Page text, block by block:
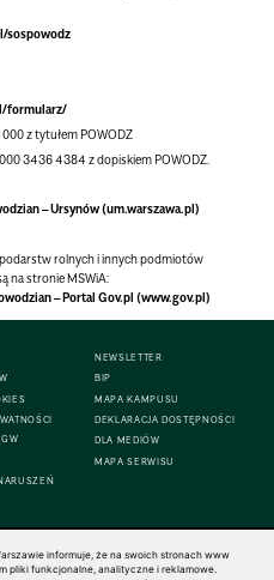
sospowodz
formularz/
z tytułem POWODZ
3436 4384 z dopiskiem POWODZ.
– Ursynów (um.warszawa.pl)
rolnych i innych podmiotów
na stronie MSWiA:
– Portal Gov.pl (www.gov.pl)
NEWSLETTER
BIP
MAPA KAMPUSU
DEKLARACJA DOSTĘPNOŚCI
DLA MEDIÓW
MAPA SERWISU
informuje, że na swoich stronach www
pliki funkcjonalne, analityczne i reklamowe.